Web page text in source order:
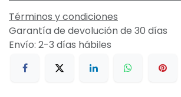
Términos y condiciones
Garantía de devolución de 30 días
Envío: 2-3 días hábiles